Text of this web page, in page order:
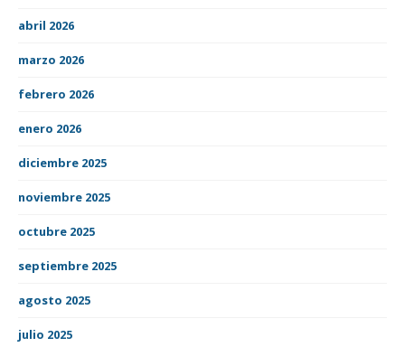
abril 2026
marzo 2026
febrero 2026
enero 2026
diciembre 2025
noviembre 2025
octubre 2025
septiembre 2025
agosto 2025
julio 2025